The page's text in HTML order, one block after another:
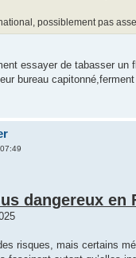
possiblement pas
essayer de tabasser
bureau
dangereux en
risques, mais certains